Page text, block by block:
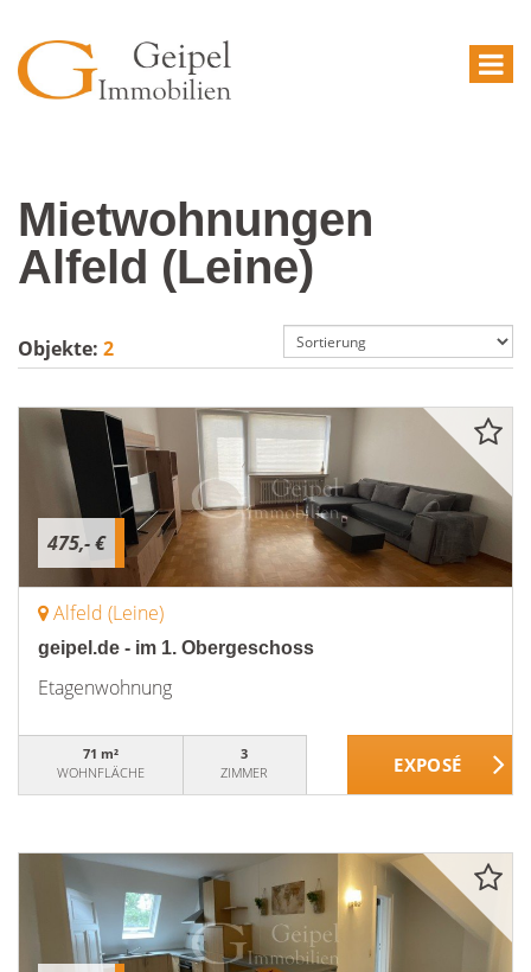
Mietwohnungen
Alfeld (Leine)
Objekte: 2
475,- €
Alfeld (Leine)
geipel.de - im 1. Obergeschoss
Etagenwohnung
71 m²
WOHNFLÄCHE
3
ZIMMER